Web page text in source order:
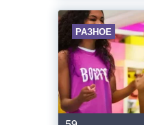
РАЗНОЕ